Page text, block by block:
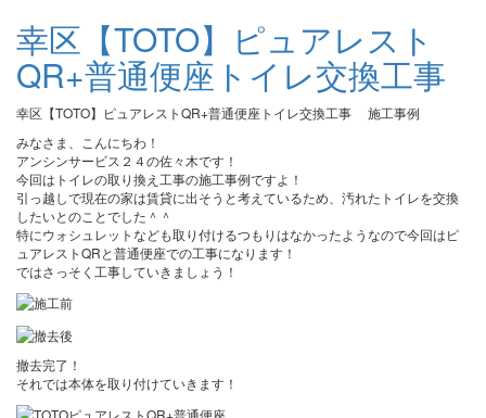
幸区【TOTO】ピュアレスト
QR+普通便座トイレ交換工事
幸区【TOTO】ピュアレストQR+普通便座トイレ交換工事 施工事例
みなさま、こんにちわ！
アンシンサービス２４の佐々木です！
今回はトイレの取り換え工事の施工事例ですよ！
引っ越しで現在の家は賃貸に出そうと考えているため、汚れたトイレを交換
したいとのことでした＾＾
特にウォシュレットなども取り付けるつもりはなかったようなので今回はピ
ュアレストQRと普通便座での工事になります！
ではさっそく工事していきましょう！
撤去完了！
それでは本体を取り付けていきます！